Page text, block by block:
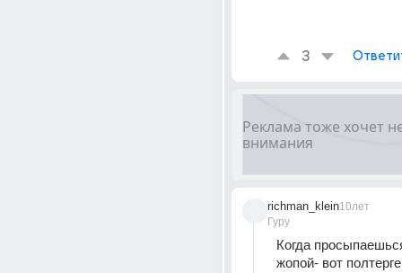
3
richman_klein
Гуру
10лет
Когда
жопой- вот